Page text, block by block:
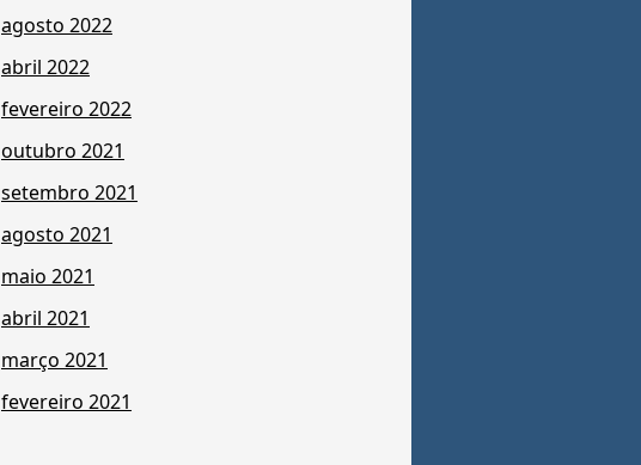
agosto 2022
abril 2022
fevereiro 2022
outubro 2021
setembro 2021
agosto 2021
maio 2021
abril 2021
março 2021
fevereiro 2021